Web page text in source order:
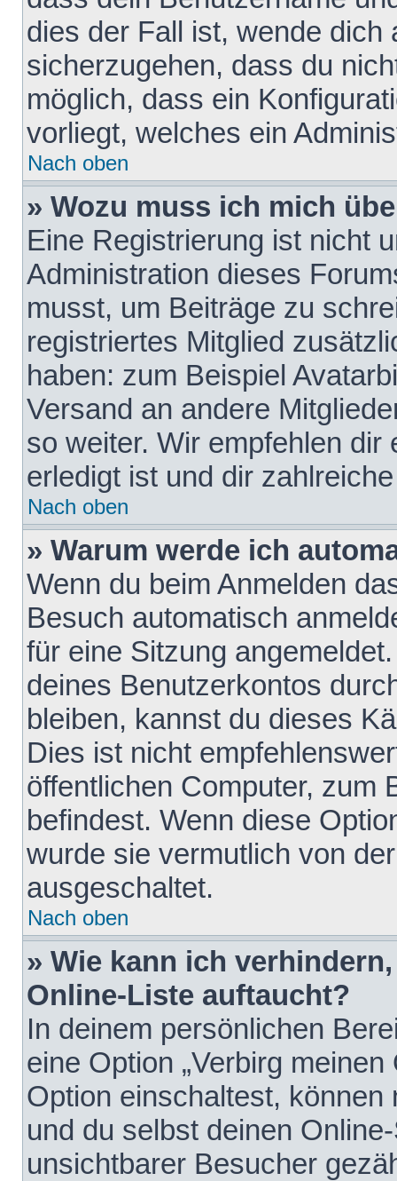
dies der Fall ist, wende dich
sicherzugehen, dass du
möglich, dass ein
vorliegt, welches ein
Nach oben
» Wozu muss ich mich
Eine Registrierung ist nicht
Administration dieses
musst, um Beiträge zu
registriertes Mitglied
haben: zum Beispiel
Versand an andere
so weiter. Wir empfehlen
erledigt ist und dir
Nach oben
» Warum werde ich
Wenn du beim Anmelden
Besuch automatisch
für eine Sitzung
deines Benutzerkontos
bleiben, kannst du dieses
Dies ist nicht
öffentlichen Computer, zum
befindest. Wenn diese
wurde sie vermutlich von
ausgeschaltet.
Nach oben
» Wie kann ich
Online-Liste auftaucht?
In deinem persönlichen
eine Option „Verbirg
Option einschaltest,
und du selbst deinen
unsichtbarer Besucher